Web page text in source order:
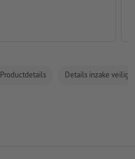
Productdetails Details inzake